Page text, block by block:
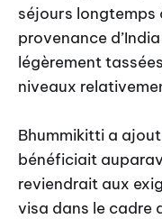
séjours longtemps
provenance
légèrement
niveaux
Bhummikitti a
bénéficiait
reviendrait aux
visa dans le cadre